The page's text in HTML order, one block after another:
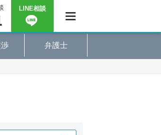
LINE相談
弁護士